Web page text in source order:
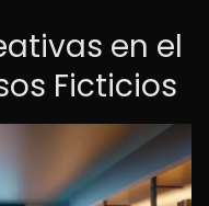
en el
Ficticios